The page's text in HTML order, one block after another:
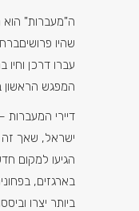
ה"מעברות" הוא
שהיו
עברו דרכן וחיו
המפגש הראשון
דיירי המעברות
ישראל, שאך זה
הגיעו למקום
בארגזים,
ביותר יצרו